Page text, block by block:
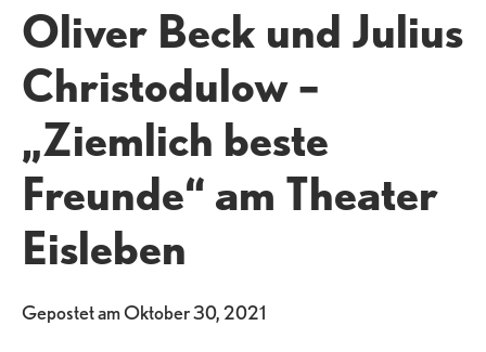
Oliver Beck und Julius
Christodulow –
„Ziemlich beste
Freunde“ am Theater
Eisleben
Gepostet amOktober 30, 2021